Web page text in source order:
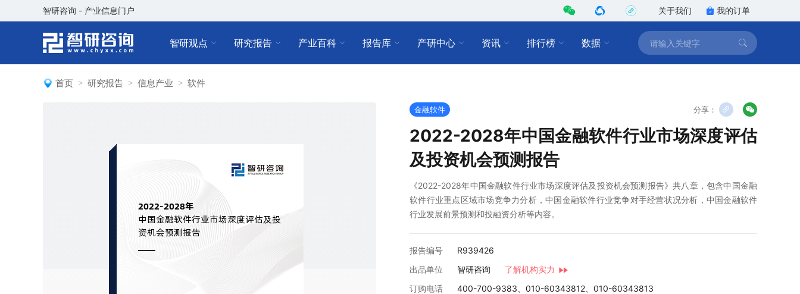
智研咨询 - 产业信息门户 关于我们 我的订单
智研观点 研究报告 产业百科 报告库 产研中心 资讯 排行榜 数据
首页 研究报告 信息产业 软件
金融软件 分享：
2022-2028年中国金融软件行业市场深度评估
及投资机会预测报告
《2022-2028年中国金融软件行业市场深度评估及投资机会预测报告》共八章，包含中国金融
软件行业重点区域市场竞争力分析，中国金融软件行业竞争对手经营状况分析，中国金融软件
行业发展前景预测和投融资分析等内容。
报告编号
R939426
出品单位
智研咨询
了解机构实力
订购电话
400-700-9383、010-60343812、010-60343813